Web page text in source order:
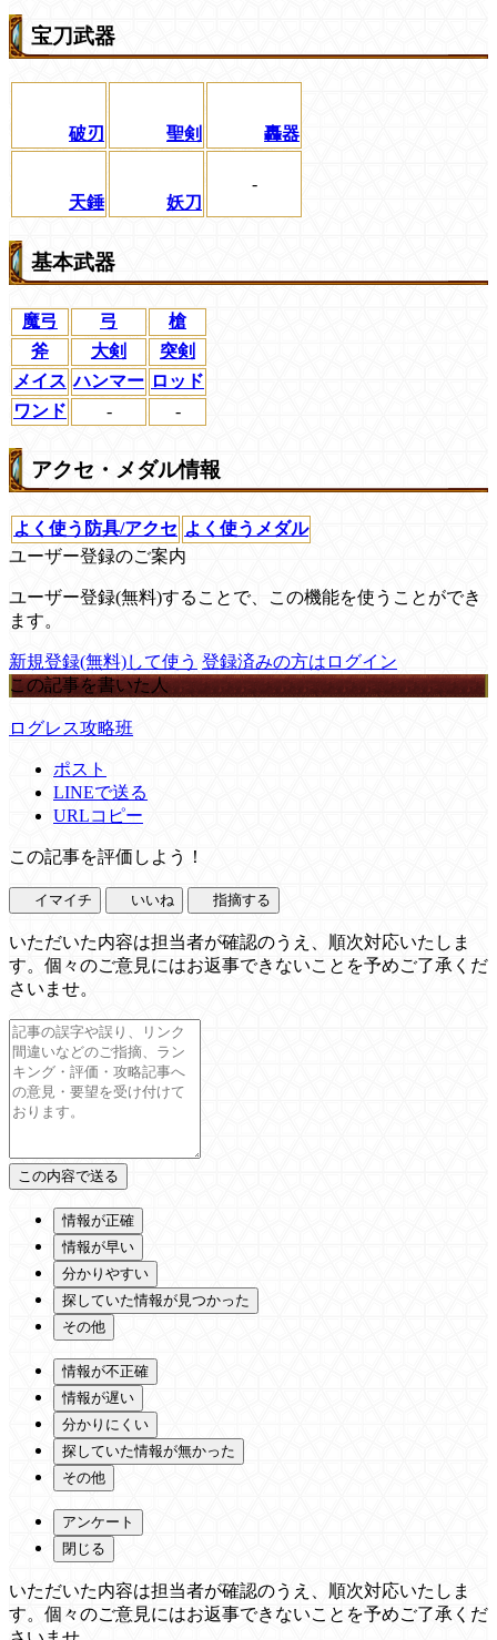
宝刀武器
破刃 聖剣 轟器
天錘 妖刀
-
基本武器
魔弓 弓
槍
斧
大剣
突剣
メイス ハンマー ロッド
ワンド
- -
アクセ・メダル情報
よく使う防具/アクセ よく使うメダル
ユーザー登録のご案内
ユーザー登録(無料)することで、この機能を使うことができ
ます。
新規登録(無料)して使う 登録済みの方はログイン
この記事を書いた人
ログレス攻略班
ポスト
LINEで送る
URLコピー
この記事を評価しよう！
イマイチ いいね 指摘する
いただいた内容は担当者が確認のうえ、順次対応いたしま
す。個々のご意見にはお返事できないことを予めご了承くだ
さいませ。
情報が正確
情報が早い
分かりやすい
探していた情報が見つかった
その他
情報が不正確
情報が遅い
分かりにくい
探していた情報が無かった
その他
アンケート
閉じる
いただいた内容は担当者が確認のうえ、順次対応いたしま
す。個々のご意見にはお返事できないことを予めご了承くだ